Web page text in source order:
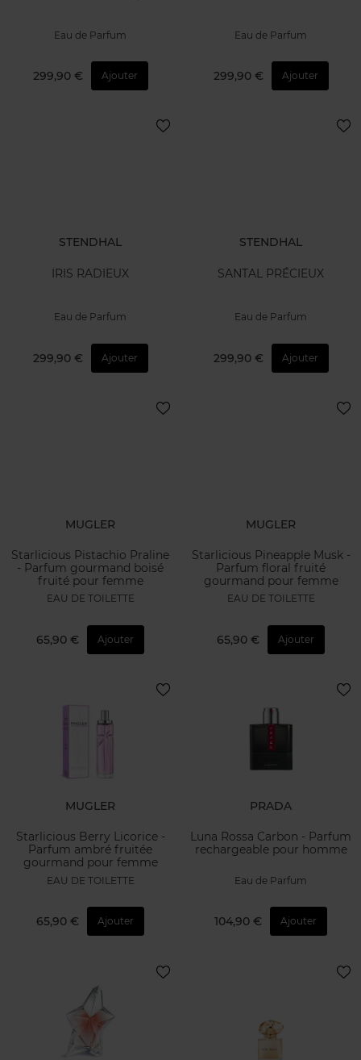
Eau de Parfum
299,90 € Ajouter
Eau de Parfum
299,90 € Ajouter
STENDHAL
IRIS RADIEUX
Eau de Parfum
299,90 € Ajouter
STENDHAL
SANTAL PRÉCIEUX
Eau de Parfum
299,90 € Ajouter
MUGLER
Starlicious Pistachio Praline
- Parfum gourmand boisé
fruité pour femme
EAU DE TOILETTE
65,90 € Ajouter
MUGLER
Starlicious Pineapple Musk -
Parfum floral fruité
gourmand pour femme
EAU DE TOILETTE
65,90 € Ajouter
MUGLER
Starlicious Berry Licorice -
Parfum ambré fruitée
gourmand pour femme
EAU DE TOILETTE
65,90 € Ajouter
PRADA
Luna Rossa Carbon - Parfum
rechargeable pour homme
Eau de Parfum
104,90 € Ajouter